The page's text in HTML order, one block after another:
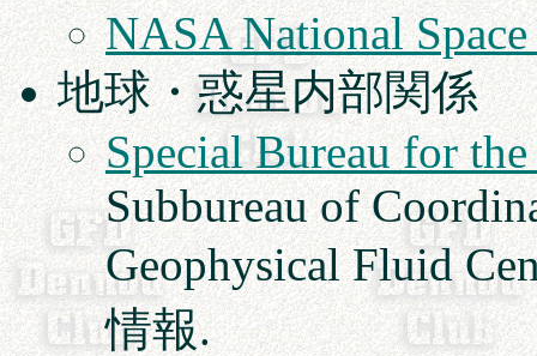
NASA National
地球・惑星内部関係
Special Bureau for
Subbureau of
Geophysical Fluid
情報.